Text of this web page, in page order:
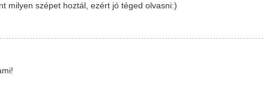
milyen szépet hoztál, ezért jó téged olvasni:)